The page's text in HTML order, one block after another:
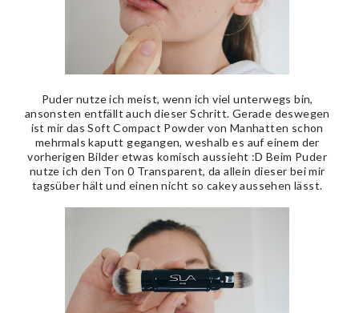
Puder nutze ich meist, wenn ich viel unterwegs bin,
ansonsten entfällt auch dieser Schritt. Gerade deswegen
ist mir das Soft Compact Powder von Manhatten schon
mehrmals kaputt gegangen, weshalb es auf einem der
vorherigen Bilder etwas komisch aussieht :D Beim Puder
nutze ich den Ton 0 Transparent, da allein dieser bei mir
tagsüber hält und einen nicht so cakey aussehen lässt.